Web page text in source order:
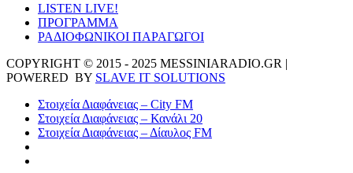
LISTEN LIVE!
ΠΡΟΓΡΑΜΜΑ
ΡΑΔΙΟΦΩΝΙΚΟΙ ΠΑΡΑΓΩΓΟΙ
COPYRIGHT © 2015 - 2025 MESSINIARADIO.GR |
POWERED BY SLAVE IT SOLUTIONS
Στοιχεία Διαφάνειας – City FM
Στοιχεία Διαφάνειας – Κανάλι 20
Στοιχεία Διαφάνειας – Δίαυλος FM